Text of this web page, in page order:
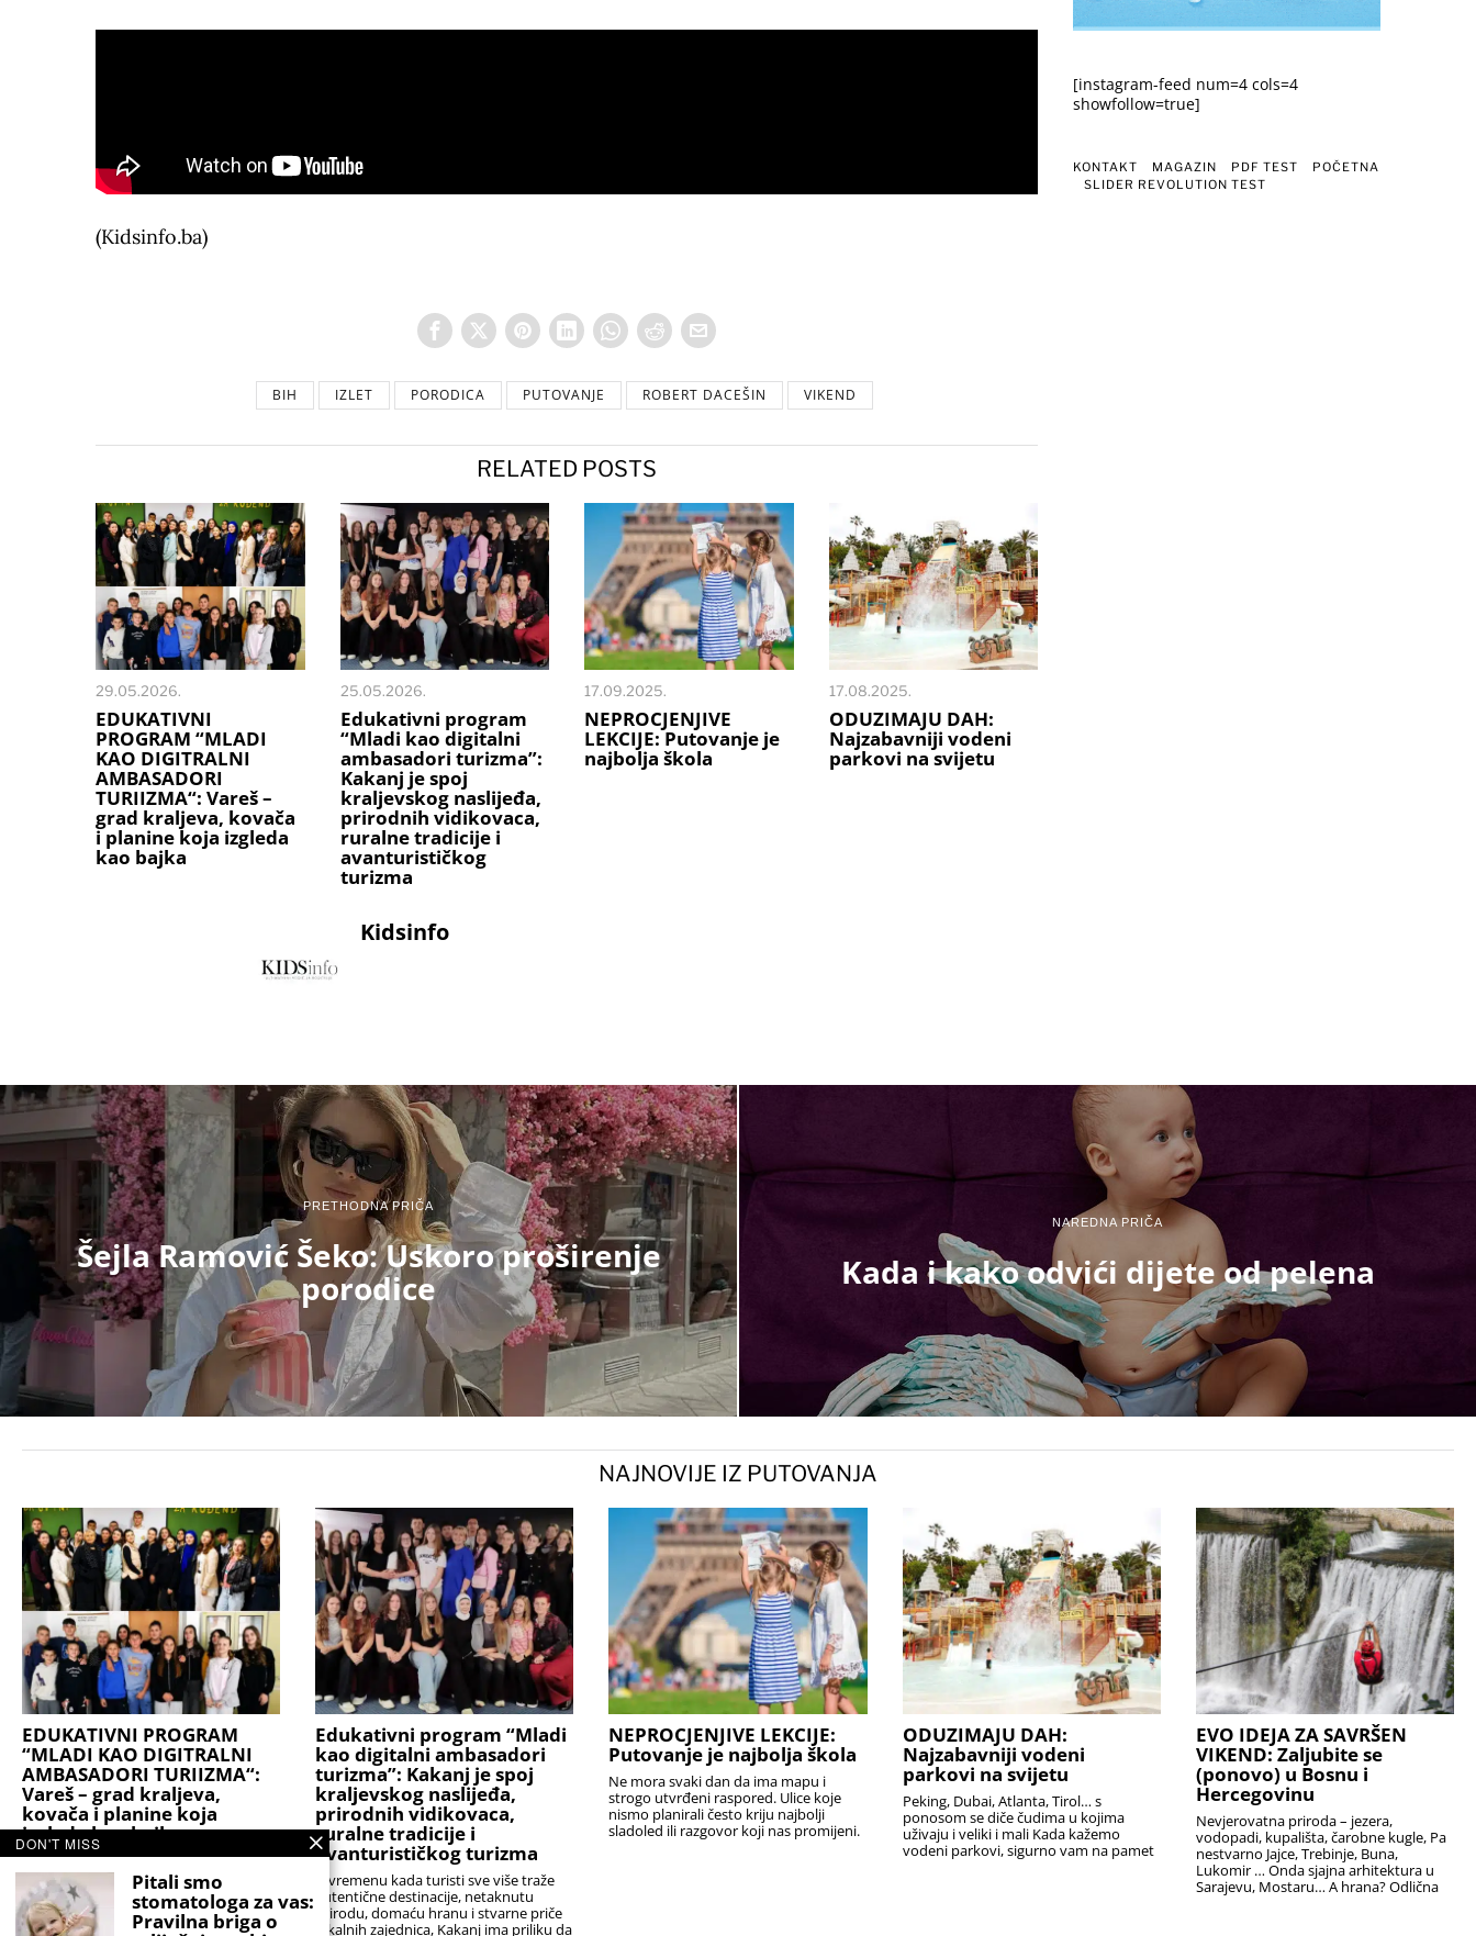
(Kidsinfo.ba)
BIH IZLET PORODICA PUTOVANJE ROBERT DACEŠIN VIKEND
RELATED POSTS
29.05.2026.
EDUKATIVNI
PROGRAM “MLADI
KAO DIGITRALNI
AMBASADORI
TURIIZMA“: Vareš –
grad kraljeva, kovača
i planine koja izgleda
kao bajka
25.05.2026.
Edukativni program
“Mladi kao digitalni
ambasadori turizma”:
Kakanj je spoj
kraljevskog naslijeđa,
prirodnih vidikovaca,
ruralne tradicije i
avanturističkog
turizma
17.09.2025.
NEPROCJENJIVE
LEKCIJE: Putovanje je
najbolja škola
17.08.2025.
ODUZIMAJU DAH:
Najzabavniji vodeni
parkovi na svijetu
Kidsinfo
[instagram-feed num=4 cols=4
showfollow=true]
KONTAKT MAGAZIN PDF TEST
POČETNA
SLIDER REVOLUTION TEST
PRETHODNA PRIČA
Šejla Ramović Šeko: Uskoro proširenje
porodice
NAREDNA PRIČA
Kada i kako odvići dijete od pelena
NAJNOVIJE IZ PUTOVANJA
EDUKATIVNI PROGRAM
“MLADI KAO DIGITRALNI
AMBASADORI TURIIZMA“:
Vareš – grad kraljeva,
kovača i planine koja
izgleda kao bajka
Dok mnogi turistički vodiči tek počinju
otkrivati skrivene dragulje Bosne i
Hercegovine, Vareš već decenijama
čuva jedno od najbogatijih spojeva
prirodne ljepote, srednjovjekovne
Edukativni program “Mladi
kao digitalni ambasadori
turizma”: Kakanj je spoj
kraljevskog naslijeđa,
prirodnih vidikovaca,
ruralne tradicije i
avanturističkog turizma
U vremenu kada turisti sve više traže
autentične destinacije, netaknutu
prirodu, domaću hranu i stvarne priče
lokalnih zajednica, Kakanj ima priliku da
NEPROCJENJIVE LEKCIJE:
Putovanje je najbolja škola
Ne mora svaki dan da ima mapu i
strogo utvrđeni raspored. Ulice koje
nismo planirali često kriju najbolji
sladoled ili razgovor koji nas promijeni.
ODUZIMAJU DAH:
Najzabavniji vodeni
parkovi na svijetu
Peking, Dubai, Atlanta, Tirol… s
ponosom se diče čudima u kojima
uživaju i veliki i mali Kada kažemo
vodeni parkovi, sigurno vam na pamet
EVO IDEJA ZA SAVRŠEN
VIKEND: Zaljubite se
(ponovo) u Bosnu i
Hercegovinu
Nevjerovatna priroda – jezera,
vodopadi, kupališta, čarobne kugle, Pa
nestvarno Jajce, Trebinje, Buna,
Lukomir … Onda sjajna arhitektura u
Sarajevu, Mostaru… A hrana? Odlična
DON'T MISS
Pitali smo
stomatologa za vas:
Pravilna briga o